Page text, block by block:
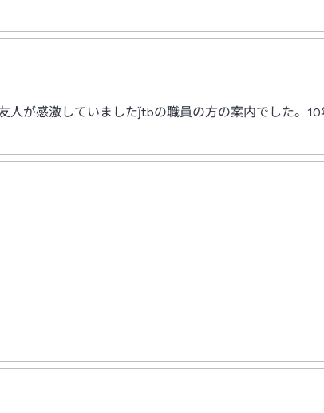
人が感激していましたǰtbの職員の方の案内でした。